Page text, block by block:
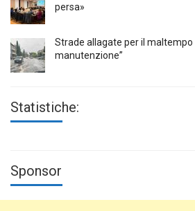
persa»
Strade allagate per il maltempo
manutenzione”
Statistiche:
Sponsor